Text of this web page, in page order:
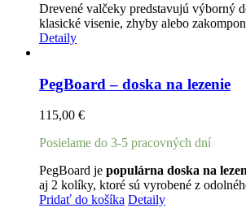
Drevené valčeky predstavujú výborný
klasické visenie, zhyby alebo
Detaily
PegBoard – doska na lezenie
115,00 €
Posielame do 3-5 pracovných dní
PegBoard je populárna doska na
aj 2 kolíky, ktoré sú vyrobené z
Pridať do košíka Detaily